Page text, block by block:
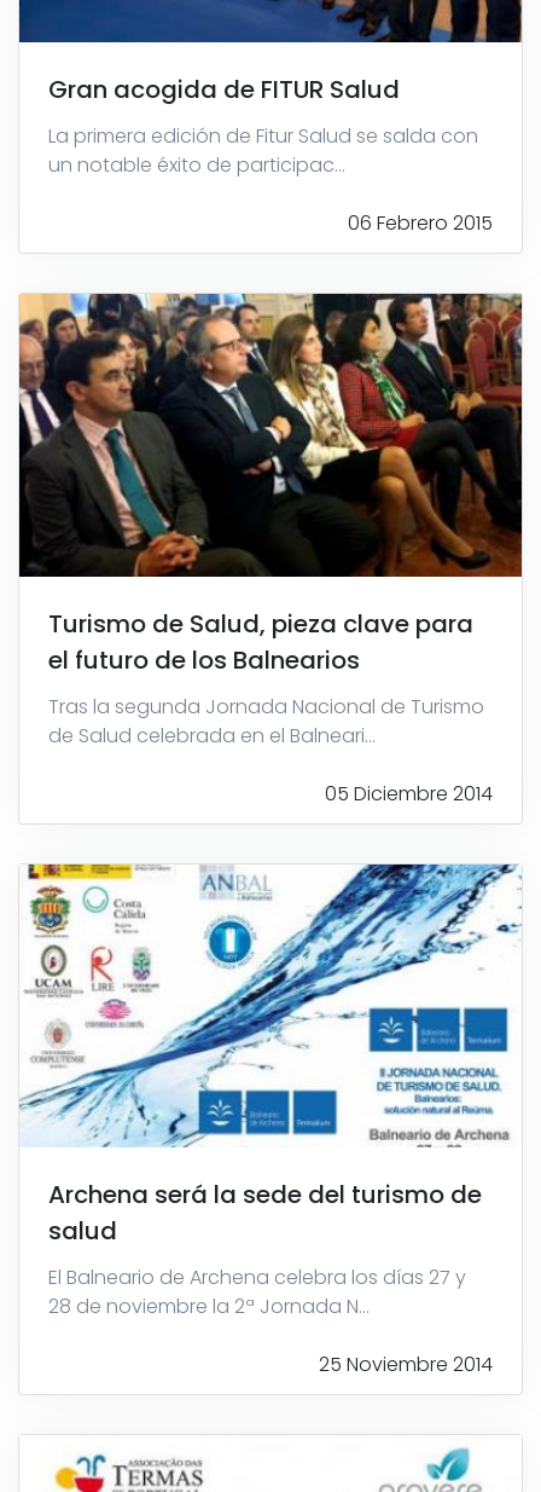
Gran acogida de FITUR Salud
La primera edición de Fitur Salud se salda con
un notable éxito de participac...
06 Febrero 2015
Turismo de Salud, pieza clave para
el futuro de los Balnearios
Tras la segunda Jornada Nacional de Turismo
de Salud celebrada en el Balneari...
05 Diciembre 2014
Archena será la sede del turismo de
salud
El Balneario de Archena celebra los días 27 y
28 de noviembre la 2ª Jornada N...
25 Noviembre 2014